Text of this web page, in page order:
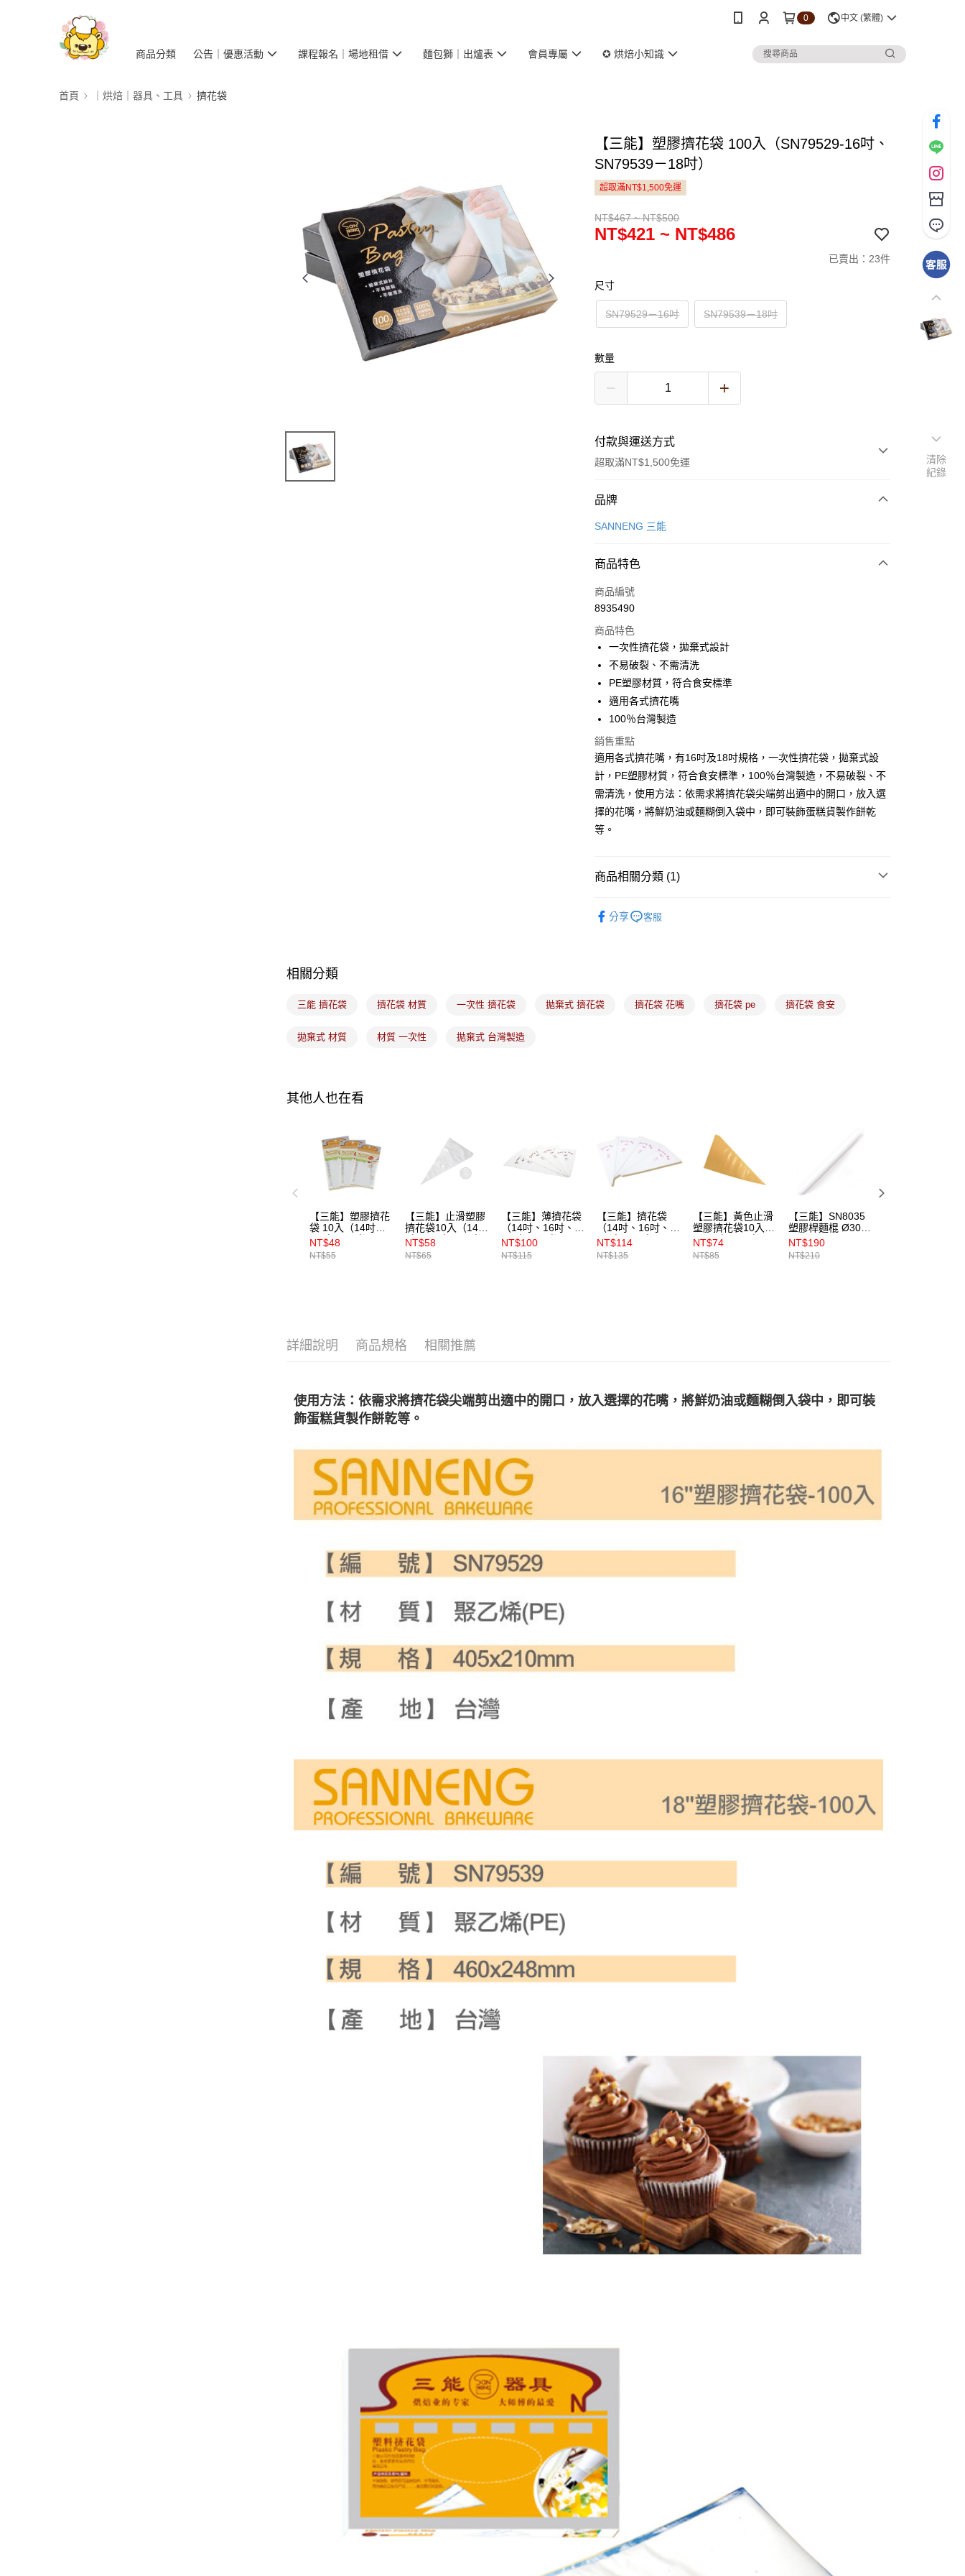
0 中文 (繁體)
商品分類 公告｜優惠活動 課程報名｜場地租借 麵包獅｜出爐表 會員專屬 ✪ 烘焙小知識
首頁 ｜烘焙｜器具、工具 擠花袋
【三能】塑膠擠花袋 100入（SN79529-16吋、
SN79539－18吋）
超取滿NT$1,500免運
NT$467 ~ NT$500
NT$421 ~ NT$486
已賣出：23件
尺寸
SN79529－16吋 SN79539－18吋
數量
付款與運送方式
超取滿NT$1,500免運
付款方式
信用卡一次付款
悠遊付
Google Pay
全盈+PAY
ATM付款
7-11取貨(5kg以內，尺寸不超過90cm)
每筆NT$100，滿NT$1,500(含以上)免運費
常溫宅配-(限重20kg以下)
每筆NT$100，滿NT$1,500(含以上)免運費
免運費
品牌
SANNENG 三能
商品特色
商品編號
8935490
商品特色
一次性擠花袋，拋棄式設計
不易破裂、不需清洗
PE塑膠材質，符合食安標準
適用各式擠花嘴
100％台灣製造
銷售重點
適用各式擠花嘴，有16吋及18吋規格，一次性擠花袋，拋棄式設
計，PE塑膠材質，符合食安標準，100％台灣製造，不易破裂、不
需清洗，使用方法：依需求將擠花袋尖端剪出適中的開口，放入選
擇的花嘴，將鮮奶油或麵糊倒入袋中，即可裝飾蛋糕貨製作餅乾
等。
商品相關分類 (1)
分享
客服
相關分類
三能 擠花袋 擠花袋 材質 一次性 擠花袋 拋棄式 擠花袋 擠花袋 花嘴 擠花袋 pe 擠花袋 食安
拋棄式 材質 材質 一次性 拋棄式 台灣製造
其他人也在看
【三能】塑膠擠花
袋 10入（14吋、
16吋、18吋）
NT$48
NT$55
【三能】止滑塑膠
擠花袋10入（14
吋、16吋、18吋）
NT$58
NT$65
【三能】薄擠花袋
（14吋、16吋、
18吋、20吋）
NT$100
NT$115
【三能】擠花袋
（14吋、16吋、
18吋、20吋）
NT$114
NT$135
【三能】黃色止滑
塑膠擠花袋10入
（16吋、18吋）
NT$74
NT$85
【三能】SN8035
塑膠桿麵棍 Ø30ｘ
33cm
NT$190
NT$210
詳細說明 商品規格 相關推薦
使用方法：依需求將擠花袋尖端剪出適中的開口，放入選擇的花嘴，將鮮奶油或麵糊倒入袋中，即可裝
飾蛋糕貨製作餅乾等。
清除
紀錄